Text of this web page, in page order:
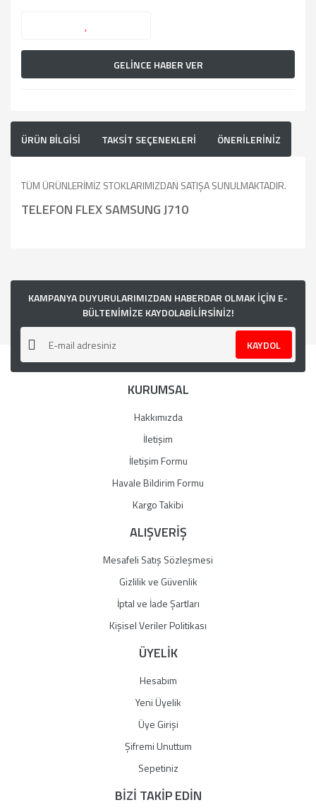
GELİNCE HABER VER
ÜRÜN BİLGİSİ TAKSİT SEÇENEKLERİ ÖNERİLERİNİZ
TÜM ÜRÜNLERİMİZ STOKLARIMIZDAN SATIŞA SUNULMAKTADIR.
TELEFON FLEX SAMSUNG J710
kullanarak tarafımıza iletebilirsiniz.
Görüş ve önerileriniz için teşekkür ederiz.
Ürün resmi kalitesiz, bozuk veya görüntülenemiyor.
Ürün açıklamasında eksik bilgiler bulunuyor.
Ürün bilgilerinde hatalar bulunuyor.
Ürün fiyatı diğer sitelerden daha pahalı.
Gönder
KAMPANYA DUYURULARIMIZDAN HABERDAR OLMAK İÇİN E-
BÜLTENİMİZE KAYDOLABİLİRSİNİZ!
KAYDOL
KURUMSAL
Hakkımızda
İletişim
İletişim Formu
Havale Bildirim Formu
Kargo Takibi
ALIŞVERİŞ
Mesafeli Satış Sözleşmesi
Gizlilik ve Güvenlik
İptal ve İade Şartları
Kişisel Veriler Politikası
ÜYELİK
Hesabım
Yeni Üyelik
Üye Girişi
Şifremi Unuttum
Sepetiniz
BİZİ TAKİP EDİN